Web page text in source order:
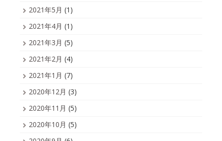
2021年5月 (1)
2021年4月 (1)
2021年3月 (5)
2021年2月 (4)
2021年1月 (7)
2020年12月 (3)
2020年11月 (5)
2020年10月 (5)